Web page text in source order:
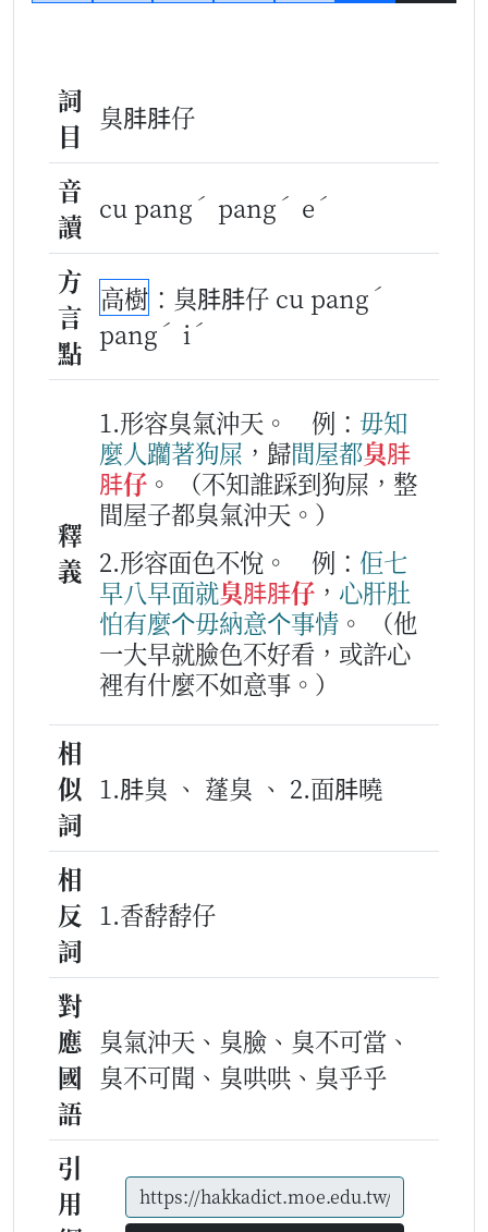
詞
目
臭肨肨仔
音
讀
cu pang ˊ pang ˊ e ˊ
方
言
點
高樹 ：臭肨肨仔 cu pang ˊ
pang ˊ i ˊ
釋
義
1.形容臭氣沖天。 例： 毋知
麼人躪著狗屎 ，歸間屋都臭肨
肨仔 。
（不知誰踩到狗屎，整
間屋子都臭氣沖天。）
2.形容面色不悅。
例： 佢七
早八早面就臭肨肨仔 ， 心肝肚
怕有麼个毋納意个事情 。
（他
一大早就臉色不好看，或許心
裡有什麼不如意事。）
相
似
詞
1.肨臭 、 蓬臭 、 2.面肨曉
相
反
詞
1.香馞馞仔
對
應
國
語
臭氣沖天、臭臉、臭不可當、
臭不可聞、臭哄哄、臭乎乎
引
用